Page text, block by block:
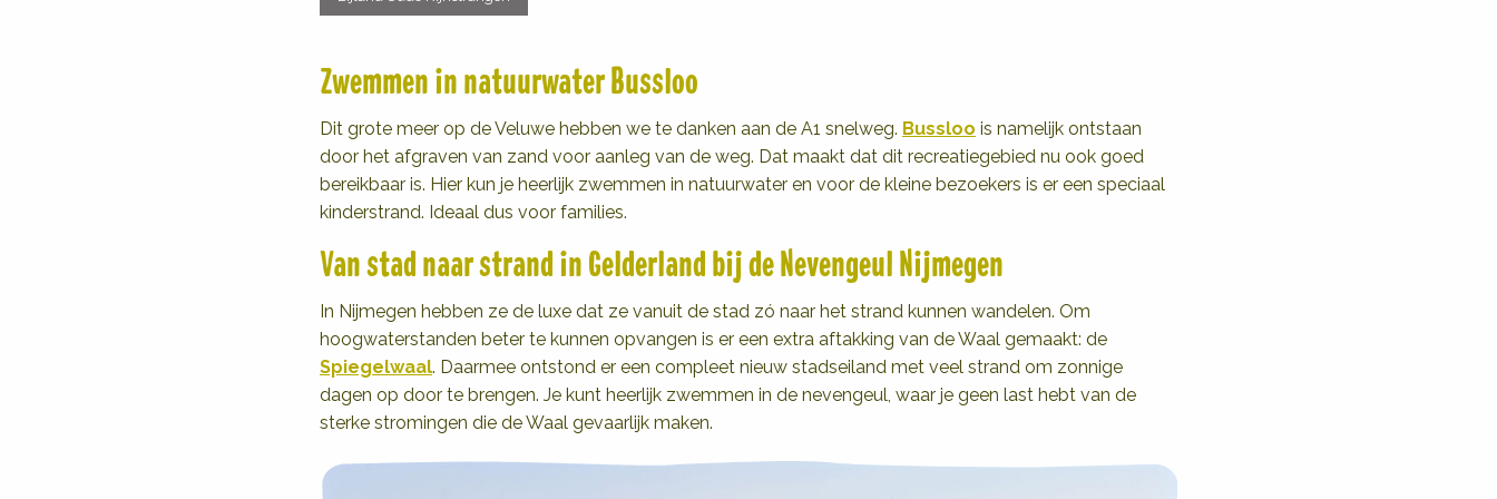
Zwemmen in natuurwater Bussloo
Dit grote meer op de Veluwe hebben we te danken aan de A1 snelweg. Bussloo is namelijk ontstaan
door het afgraven van zand voor aanleg van de weg. Dat maakt dat dit recreatiegebied nu ook goed
bereikbaar is. Hier kun je heerlijk zwemmen in natuurwater en voor de kleine bezoekers is er een speciaal
kinderstrand. Ideaal dus voor families.
Van stad naar strand in Gelderland bij de Nevengeul Nijmegen
In Nijmegen hebben ze de luxe dat ze vanuit de stad zó naar het strand kunnen wandelen. Om
hoogwaterstanden beter te kunnen opvangen is er een extra aftakking van de Waal gemaakt: de
Spiegelwaal. Daarmee ontstond er een compleet nieuw stadseiland met veel strand om zonnige
dagen op door te brengen. Je kunt heerlijk zwemmen in de nevengeul, waar je geen last hebt van de
sterke stromingen die de Waal gevaarlijk maken.